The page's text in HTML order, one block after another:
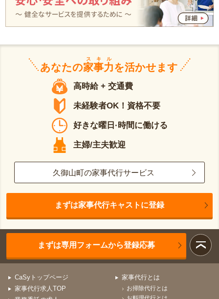
あなたの家事力
スキル
を活かせます
高時給 + 交通費
未経験者OK！資格不要
好きな曜日·時間に働ける
主婦/主夫歓迎
久御山町の家事代行サービス
まずは家事代行キャストに登録
まずは専用フォームから登録応募
CaSyトップページ
家事代行求人TOP
家事代行とは
お掃除代行とは